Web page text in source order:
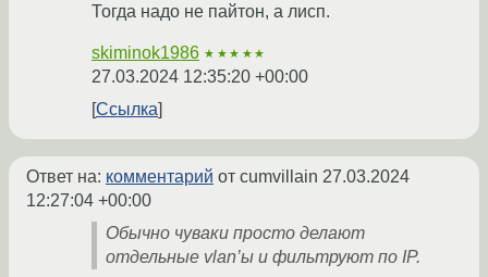
Тогда надо не пайтон, а лисп.
skiminok1986 ★★★★★
27.03.2024 12:35:20 +00:00
Ссылка
Ответ на: комментарий от cumvillain 27.03.2024
12:27:04 +00:00
Обычно чуваки просто делают
отдельные vlan’ы и фильтруют по IP.